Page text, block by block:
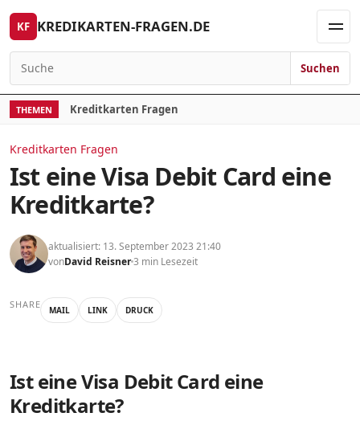
Skip to content
KF KREDIKARTEN-FRAGEN.DE
Search for:
Suchen
THEMEN Kreditkarten Fragen
Kreditkarten Fragen
Ist eine Visa Debit Card eine
Kreditkarte?
aktualisiert: 13. September 2023 21:40
vonDavid Reisner3 min Lesezeit
SHARE MAIL LINK DRUCK
Ist eine Visa Debit Card eine
Kreditkarte?